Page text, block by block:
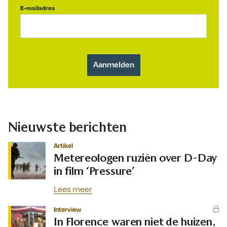
E-mailadres
Nieuwste berichten
Artikel
Metereologen ruziën over D-Day
in film ‘Pressure’
Lees meer
Interview
In Florence waren niet de huizen,